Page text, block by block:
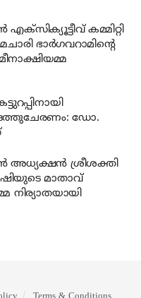
എക്‌സിക്യൂട്ടീവ് കമ്മിറ്റി
ഭാര്‍ഗവറാമിന്റെ
ഡോ.
അധ്യക്ഷന്‍ ശ്രീശക്തി
മാതാവ്